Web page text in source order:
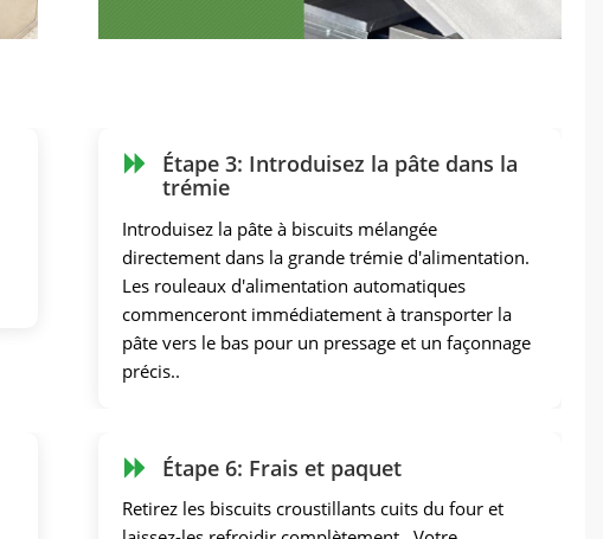
Étape 3: Introduisez la pâte dans la
trémie
Introduisez la pâte à biscuits mélangée
directement dans la grande trémie d'alimentation.
Les rouleaux d'alimentation automatiques
commenceront immédiatement à transporter la
pâte vers le bas pour un pressage et un façonnage
précis..
Étape 6: Frais et paquet
Retirez les biscuits croustillants cuits du four et